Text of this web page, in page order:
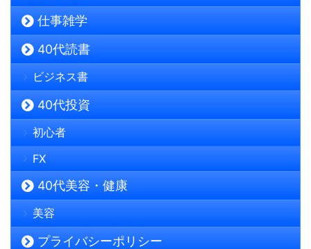
仕事雑学
40代読書
ビジネス書
40代投資
初心者
FX
40代美容・健康
美容
プライバシーポリシー